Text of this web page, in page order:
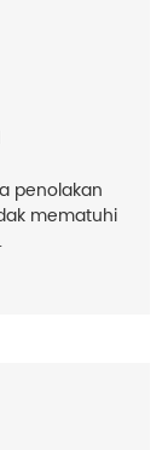
penolakan
mematuhi